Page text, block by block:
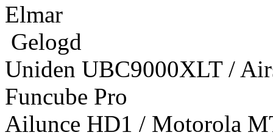
Elmar
Gelogd
Uniden UBC9000XLT /
Funcube Pro
Ailunce HD1 / Motorola